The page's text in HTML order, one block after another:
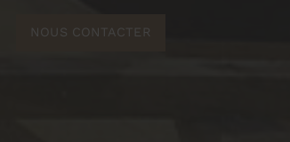
NOUS CONTACTER